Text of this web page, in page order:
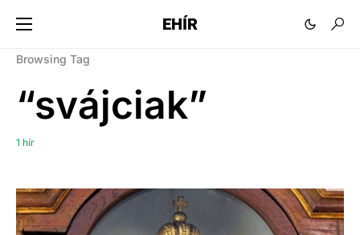
EHÍR
Browsing Tag
“svájciak”
1 hír